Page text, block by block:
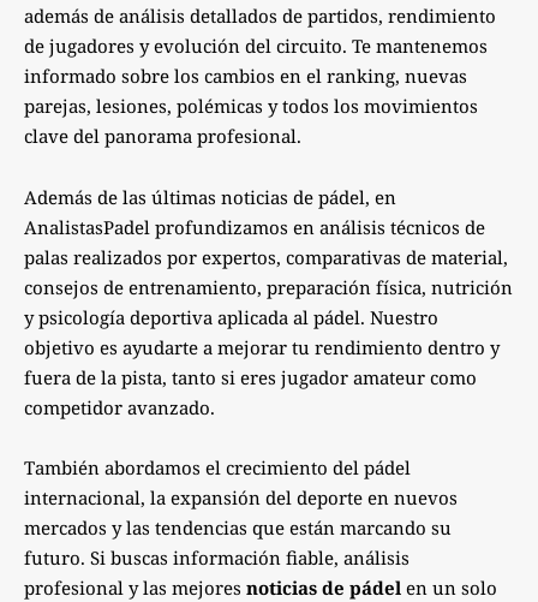
además de análisis detallados de partidos, rendimiento
de jugadores y evolución del circuito. Te mantenemos
informado sobre los cambios en el ranking, nuevas
parejas, lesiones, polémicas y todos los movimientos
clave del panorama profesional.
Además de las últimas noticias de pádel, en
AnalistasPadel profundizamos en análisis técnicos de
palas realizados por expertos, comparativas de material,
consejos de entrenamiento, preparación física, nutrición
y psicología deportiva aplicada al pádel. Nuestro
objetivo es ayudarte a mejorar tu rendimiento dentro y
fuera de la pista, tanto si eres jugador amateur como
competidor avanzado.
También abordamos el crecimiento del pádel
internacional, la expansión del deporte en nuevos
mercados y las tendencias que están marcando su
futuro. Si buscas información fiable, análisis
profesional y las mejores noticias de pádel en un solo